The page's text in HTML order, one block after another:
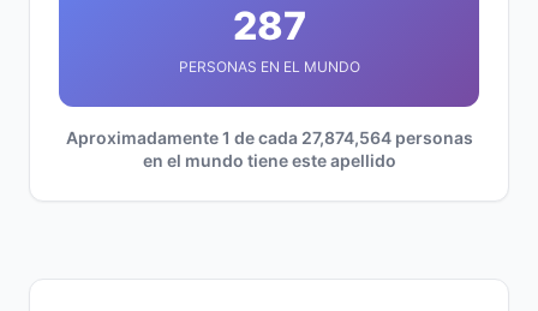
287
PERSONAS EN EL MUNDO
Aproximadamente 1 de cada 27,874,564 personas
en el mundo tiene este apellido